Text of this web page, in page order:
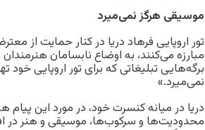
موسیقی هرگز نمی‌میرد
تور اروپایی فرهاد دریا در کنار حمایت از
مبارزه می‌کنند، به اوضاع نابسامان
برگه‌هایی تبلیغاتی که برای تور اروپایی
نمی‌میرد.»
دریا در میانه کنسرت خود، در مورد این
محدودیت‌ها و سرکوب‌ها، موسیقی و هنر در